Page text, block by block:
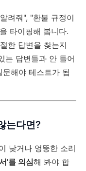
려줘", "환불 규정이
타이핑해 봅니다.
한 답변을 찾는지
는 답변들과 안 들어
해야 테스트가 됩
는다면?
낮거나 엉뚱한 소리
'를 의심해 봐야 합